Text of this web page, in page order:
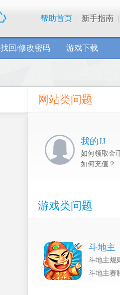
帮助首页 | 新手指南 |
找回/修改密码 游戏下载
网站类问题
我的JJ
如何领取金
如何充值？
游戏类问题
斗地主
斗地主规
斗地主赛